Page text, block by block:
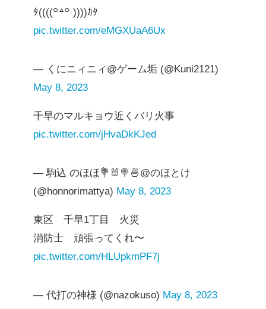
ﾀ((((꒪꒫꒪ ))))ｶﾀ
pic.twitter.com/eMGXUaA6Ux
— くにニィニィ@ゲーム垢 (@Kuni2121)
May 8, 2023
千早のマルキョウ近くバリ火事
pic.twitter.com/jHvaDkKJed
— 駒込 のほほ💐🐰🍭🍜@のほとけ
(@honnorimattya) May 8, 2023
東区 千早1丁目 火災
消防士 頑張ってくれ〜
pic.twitter.com/HLUpkmPF7j
— 代打の神様 (@nazokuso) May 8, 2023